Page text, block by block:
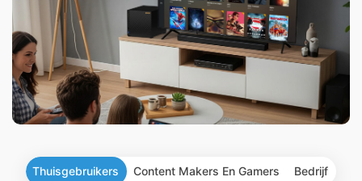
Thuisgebruikers Content Makers En Gamers Bedrijf